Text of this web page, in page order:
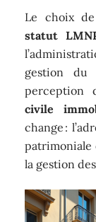
Le choix de
statut
gestion
perception
civile
change :
patrimoniale
la gestion